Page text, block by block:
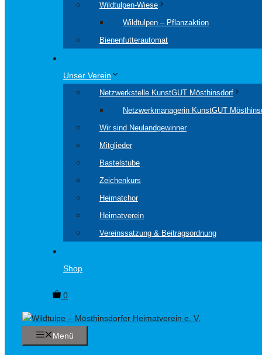
Wildtulpen-Wiese
Wildtulpen – Pflanzaktion
Bienenfutterautomat
Unser Verein
Netzwerkstelle KunstGUT Mösthinsdorf
Netzwerkmanagerin KunstGUT
Wir sind Neulandgewinner
Mitglieder
Bastelstube
Zeichenkurs
Heimatchor
Heimatverein
Vereinssatzung & Beitragsordnung
Shop
0
Menü